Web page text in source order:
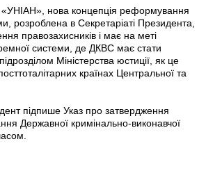
«УНІАН», нова концепція реформування
розроблена в Секретаріаті Президента,
правозахисників і має на меті
системи, де ДКВС має стати
Міністерства юстиції, як це
країнах Центральної та
підпише Указ про затвердження
Державної кримінально-виконавчої